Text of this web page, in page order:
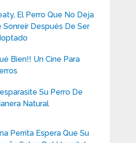
El Perro Que No Deja
Sonreír Después De Ser
Bien!! Un Cine Para
Su Perro De
Natural
Perrita Espera Que Su